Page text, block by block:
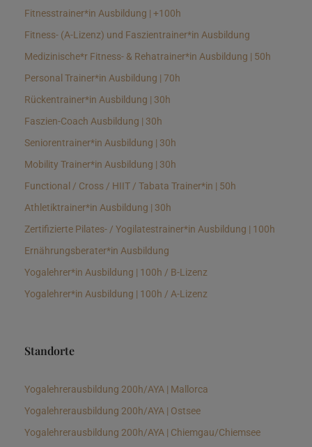
Fitnesstrainer*in Ausbildung | +100h
Fitness- (A-Lizenz) und Faszientrainer*in Ausbildung
Medizinische*r Fitness- & Rehatrainer*in Ausbildung | 50h
Personal Trainer*in Ausbildung | 70h
Rückentrainer*in Ausbildung | 30h
Faszien-Coach Ausbildung | 30h
Seniorentrainer*in Ausbildung | 30h
Mobility Trainer*in Ausbildung | 30h
Functional / Cross / HIIT / Tabata Trainer*in | 50h
Athletiktrainer*in Ausbildung | 30h
Zertifizierte Pilates- / Yogilatestrainer*in Ausbildung | 100h
Ernährungsberater*in Ausbildung
Yogalehrer*in Ausbildung | 100h / B-Lizenz
Yogalehrer*in Ausbildung | 100h / A-Lizenz
Standorte
Yogalehrerausbildung 200h/AYA | Mallorca
Yogalehrerausbildung 200h/AYA | Ostsee
Yogalehrerausbildung 200h/AYA | Chiemgau/Chiemsee